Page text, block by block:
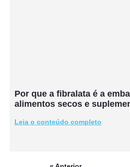
Por que a fibralata é a
alimentos secos e
Leia o conteúdo completo